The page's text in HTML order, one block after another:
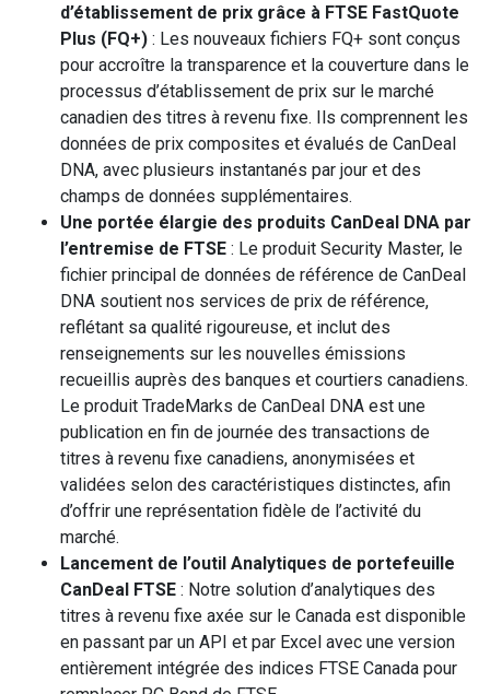
d’établissement de prix grâce à FTSE FastQuote
Plus (FQ+) : Les nouveaux fichiers FQ+ sont conçus
pour accroître la transparence et la couverture dans le
processus d’établissement de prix sur le marché
canadien des titres à revenu fixe. Ils comprennent les
données de prix composites et évalués de CanDeal
DNA, avec plusieurs instantanés par jour et des
champs de données supplémentaires.
Une portée élargie des produits CanDeal DNA par
l’entremise de FTSE : Le produit Security Master, le
fichier principal de données de référence de CanDeal
DNA soutient nos services de prix de référence,
reflétant sa qualité rigoureuse, et inclut des
renseignements sur les nouvelles émissions
recueillis auprès des banques et courtiers canadiens.
Le produit TradeMarks de CanDeal DNA est une
publication en fin de journée des transactions de
titres à revenu fixe canadiens, anonymisées et
validées selon des caractéristiques distinctes, afin
d’offrir une représentation fidèle de l’activité du
marché.
Lancement de l’outil Analytiques de portefeuille
CanDeal FTSE : Notre solution d’analytiques des
titres à revenu fixe axée sur le Canada est disponible
en passant par un API et par Excel avec une version
entièrement intégrée des indices FTSE Canada pour